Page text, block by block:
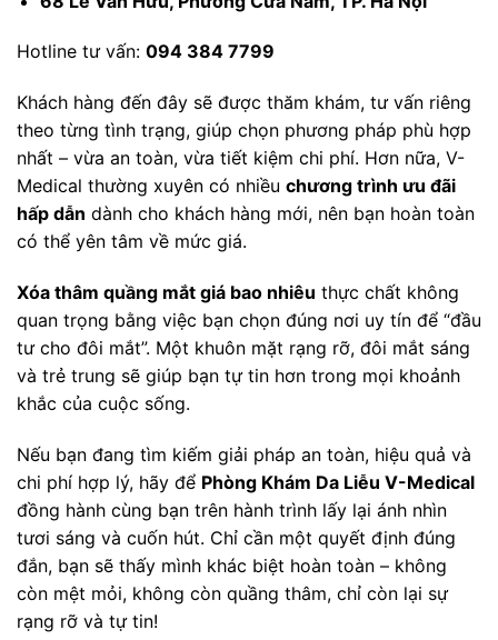
Hotline tư vấn: 094 384 7799
Khách hàng đến đây sẽ được thăm khám, tư vấn riêng
theo từng tình trạng, giúp chọn phương pháp phù hợp
nhất – vừa an toàn, vừa tiết kiệm chi phí. Hơn nữa, V-
Medical thường xuyên có nhiều chương trình ưu đãi
hấp dẫn dành cho khách hàng mới, nên bạn hoàn toàn
có thể yên tâm về mức giá.
Xóa thâm quầng mắt giá bao nhiêu thực chất không
quan trọng bằng việc bạn chọn đúng nơi uy tín để “đầu
tư cho đôi mắt”. Một khuôn mặt rạng rỡ, đôi mắt sáng
và trẻ trung sẽ giúp bạn tự tin hơn trong mọi khoảnh
khắc của cuộc sống.
Nếu bạn đang tìm kiếm giải pháp an toàn, hiệu quả và
chi phí hợp lý, hãy để Phòng Khám Da Liễu V-Medical
đồng hành cùng bạn trên hành trình lấy lại ánh nhìn
tươi sáng và cuốn hút. Chỉ cần một quyết định đúng
đắn, bạn sẽ thấy mình khác biệt hoàn toàn – không
còn mệt mỏi, không còn quầng thâm, chỉ còn lại sự
rạng rỡ và tự tin!